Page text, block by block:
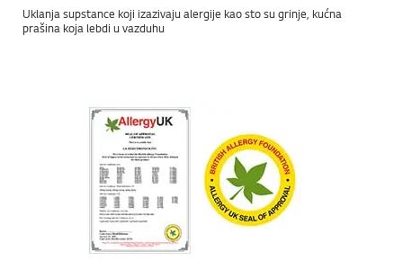
Uklanja supstance koji izazivaju alergije kao sto su grinje, kućna
prašina koja lebdi u vazduhu